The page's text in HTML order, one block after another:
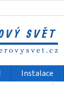
Instalace